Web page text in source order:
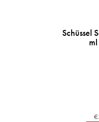
Schüssel